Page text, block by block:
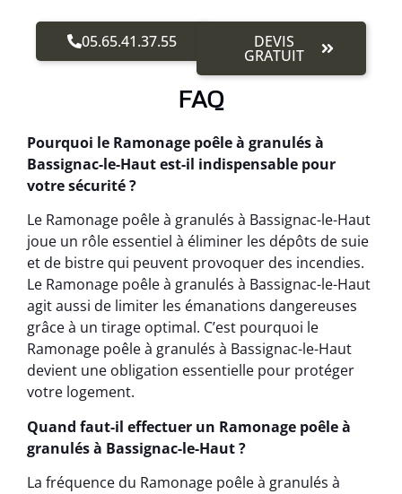
05.65.41.37.55 DEVIS
GRATUIT
FAQ
Pourquoi le Ramonage poêle à granulés à
Bassignac-le-Haut est-il indispensable pour
votre sécurité ?
Le Ramonage poêle à granulés à Bassignac-le-Haut
joue un rôle essentiel à éliminer les dépôts de suie
et de bistre qui peuvent provoquer des incendies.
Le Ramonage poêle à granulés à Bassignac-le-Haut
agit aussi de limiter les émanations dangereuses
grâce à un tirage optimal. C’est pourquoi le
Ramonage poêle à granulés à Bassignac-le-Haut
devient une obligation essentielle pour protéger
votre logement.
Quand faut-il effectuer un Ramonage poêle à
granulés à Bassignac-le-Haut ?
La fréquence du Ramonage poêle à granulés à